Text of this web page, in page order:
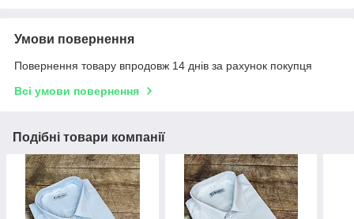
Умови повернення
Повернення товару впродовж 14 днів за рахунок покупця
Всі умови повернення
Подібні товари компанії